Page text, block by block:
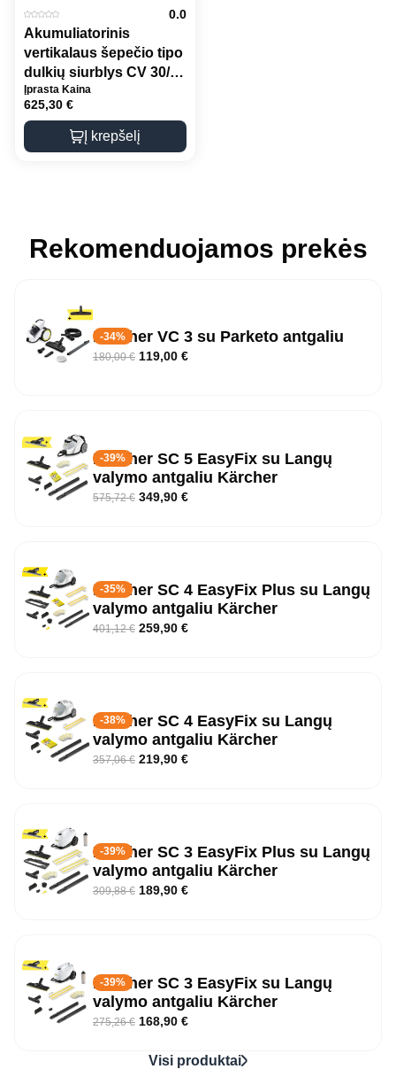
0.0
Akumuliatorinis
vertikalaus šepečio tipo
dulkių siurblys CV 30/2
Bp Adv
Įprasta Kaina
625,30 €
Į krepšelį
Rekomenduojamos prekės
-34%
Karcher VC 3 su Parketo antgaliu
180,00€ 119,00 €
-39%
Kärcher SC 5 EasyFix su Langų
valymo antgaliu Kärcher
575,72€ 349,90 €
-35%
Kärcher SC 4 EasyFix Plus su Langų
valymo antgaliu Kärcher
401,12€ 259,90 €
-38%
Kärcher SC 4 EasyFix su Langų
valymo antgaliu Kärcher
357,06€ 219,90 €
-39%
Kärcher SC 3 EasyFix Plus su Langų
valymo antgaliu Kärcher
309,88€ 189,90 €
-39%
Kärcher SC 3 EasyFix su Langų
valymo antgaliu Kärcher
275,26€ 168,90 €
Visi produktai